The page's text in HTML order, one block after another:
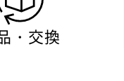
・交換